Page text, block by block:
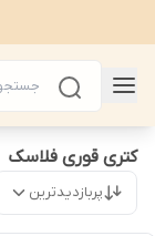
کتری قوری فلاسک
پربازدیدترین